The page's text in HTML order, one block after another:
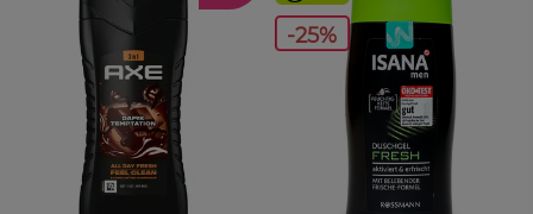
-25%